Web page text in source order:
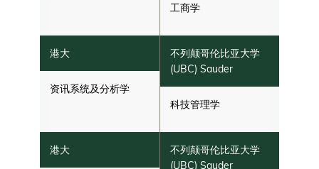
工商学
资讯系统及分析学
科技管理学